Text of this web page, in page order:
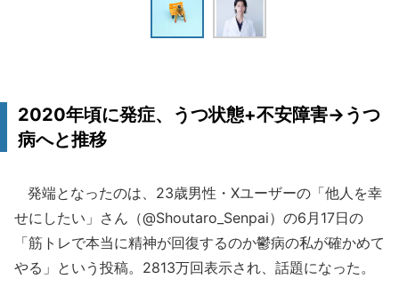
2020年頃に発症、うつ状態+不安障害→うつ
病へと推移
発端となったのは、23歳男性・Xユーザーの「他人を幸
せにしたい」さん（@Shoutaro_Senpai）の6月17日の
「筋トレで本当に精神が回復するのか鬱病の私が確かめて
やる」という投稿。2813万回表示され、話題になった。